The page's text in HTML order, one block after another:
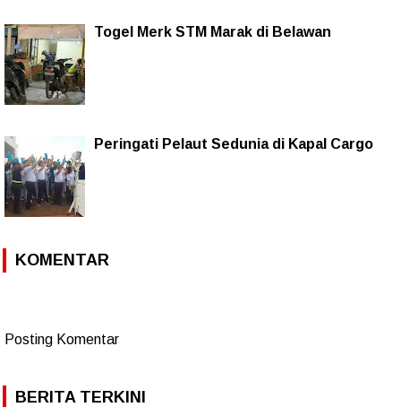
Togel Merk STM Marak di Belawan
Peringati Pelaut Sedunia di Kapal Cargo
KOMENTAR
Posting Komentar
BERITA TERKINI